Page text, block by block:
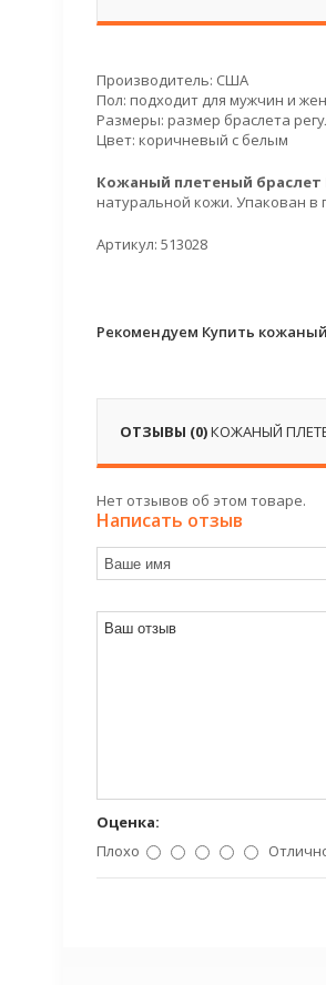
Производитель: США
Пол: подходит для мужчин и
Размеры: размер браслета
Цвет: коричневый с белым
Кожаный плетеный браслет
натуральной кожи. Упакован
Артикул: 513028
Рекомендуем Купить
ОТЗЫВЫ (0)КОЖАНЫЙ
Нет отзывов об этом товаре.
Написать отзыв
Оценка:
Плохо